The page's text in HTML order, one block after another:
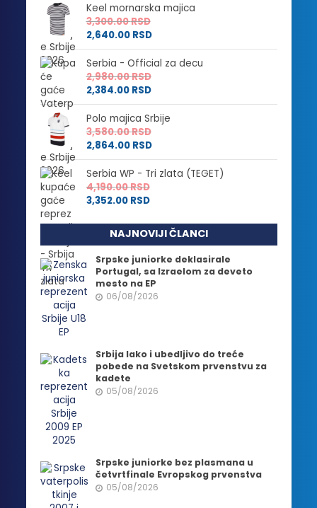
Keel mornarska majica
3,300.00RSD
2,640.00 RSD
Serbia - Official za decu
2,980.00RSD
2,384.00 RSD
Polo majica Srbije
3,580.00RSD
2,864.00 RSD
Serbia WP - Tri zlata (TEGET)
4,190.00RSD
3,352.00 RSD
NAJNOVIJI ČLANCI
Srpske juniorke deklasirale
Portugal, sa Izraelom za deveto
mesto na EP
06/08/2026
Srbija lako i ubedljivo do treće
pobede na Svetskom prvenstvu za
kadete
05/08/2026
Srpske juniorke bez plasmana u
četvrtfinale Evropskog prvenstva
05/08/2026